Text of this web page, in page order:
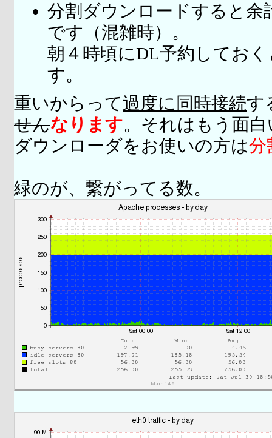
分割ダウンロードすると余
です（混雑時）。
朝４時頃にDL予約してお
す。
重いからって過度に同時接続す
せんなります。それはもう面
ダウンローダをお使いの方は分
緑のが、繋がってる数。